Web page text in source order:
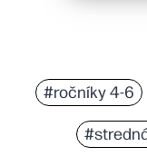
#ročníky 4-6